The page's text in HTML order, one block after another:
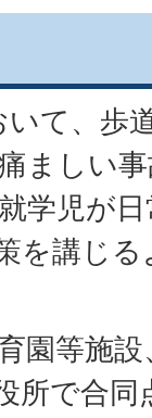
て、歩
ましい
学児が
を講じ
園等施
所で合